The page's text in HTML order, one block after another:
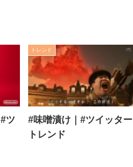
ツ
トレンド
#味噌漬け｜#ツイッター
トレンド